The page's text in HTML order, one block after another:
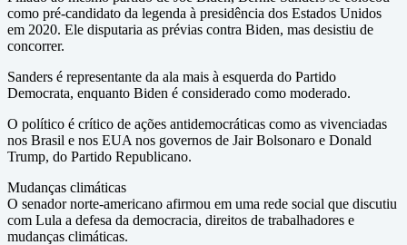
como pré-candidato da legenda à presidência dos Estados Unidos
em 2020. Ele disputaria as prévias contra Biden, mas desistiu de
concorrer.
Sanders é representante da ala mais à esquerda do Partido
Democrata, enquanto Biden é considerado como moderado.
O político é crítico de ações antidemocráticas como as vivenciadas
nos Brasil e nos EUA nos governos de Jair Bolsonaro e Donald
Trump, do Partido Republicano.
Mudanças climáticas
O senador norte-americano afirmou em uma rede social que discutiu
com Lula a defesa da democracia, direitos de trabalhadores e
mudanças climáticas.